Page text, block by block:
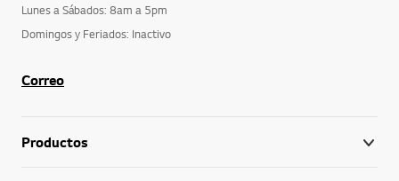
Lunes a Sábados: 8am a 5pm
Domingos y Feriados: Inactivo
Correo
Productos